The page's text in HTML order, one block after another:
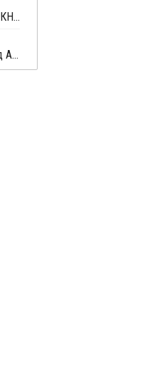
Shanghai Secco в конце апреля снизил цены АКН в Китае на CNY100 за тонну
Shanghai Secco в конце апреля загрузил завод АКН в Шанхае на уровне 50%